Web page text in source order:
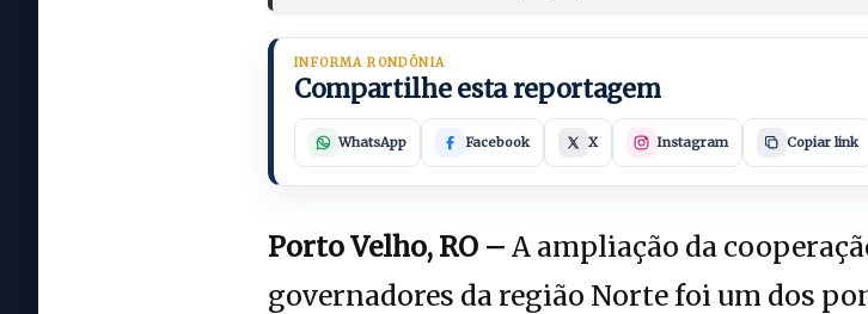
INFORMA RONDÔNIA
Compartilhe esta reportagem
WhatsApp Facebook X Instagram Copiar link
Porto Velho, RO – A ampliação da
governadores da região Norte foi um dos